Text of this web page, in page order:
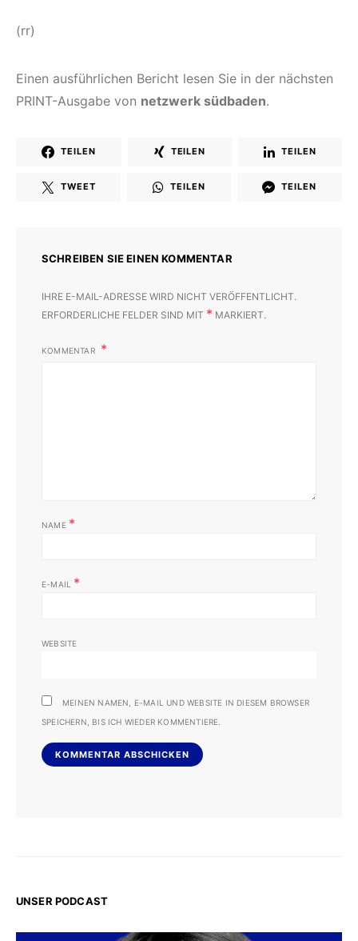
(rr)
Einen ausführlichen Bericht lesen Sie in der nächsten
PRINT-Ausgabe von netzwerk südbaden.
TEILEN TEILEN TEILEN
TWEET TEILEN TEILEN
SCHREIBEN SIE EINEN KOMMENTAR
IHRE E-MAIL-ADRESSE WIRD NICHT VERÖFFENTLICHT.
ERFORDERLICHE FELDER SIND MIT * MARKIERT.
KOMMENTAR
NAME *
E-MAIL *
WEBSITE
MEINEN NAMEN, E-MAIL UND WEBSITE IN DIESEM BROWSER
SPEICHERN, BIS ICH WIEDER KOMMENTIERE.
UNSER PODCAST